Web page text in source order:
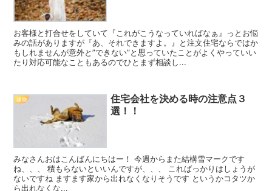
お客様と打合せをしていて『これがこうなっていればなぁ』っとお悩
みの話がありますが『あ、それできますよ。』と注文住宅ならではか
もしれませんが意外と”できない”と思っていたことがよくやっていい
たり対応可能なこともあるのでひとまず相談し...
建物
住宅会社を決める時の注意点３
選！！
みなさんおはこんばんにちはー！ 今週からまた結構雪マークです
ね、、、 積もらないといいんですが、、、 こればっかりはしょうが
ないですね ますます家から出れなくなりそうです というかコタツか
ら出れなくな...